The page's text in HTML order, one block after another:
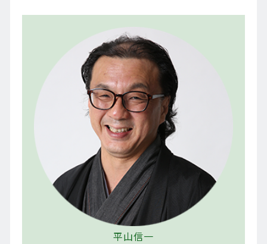
平山信一